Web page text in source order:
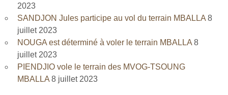
2023
SANDJON Jules participe au vol du terrain MBALLA 8
juillet 2023
NOUGA est déterminé à voler le terrain MBALLA 8
juillet 2023
PIENDJIO vole le terrain des MVOG-TSOUNG
MBALLA 8 juillet 2023